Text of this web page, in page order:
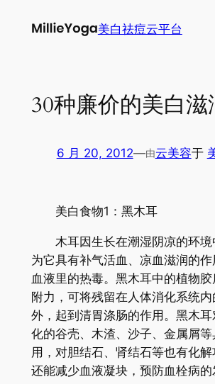
美白祛痘云平台
30种廉价的美白滋
6 月 20, 2012—由云美容于
美白食物1：黑木耳
木耳因生长在潮湿阴凉的环境
为它具有补气活血、凉血滋润的
血液里的热毒。黑木耳中的植物
附力，可将残留在人体消化系统
外，起到清胃涤肠的作用。黑木
化的谷壳、木渣、沙子、金属屑
用，对胆结石、肾结石等也有化
还能减少血液凝块，预防血栓病的